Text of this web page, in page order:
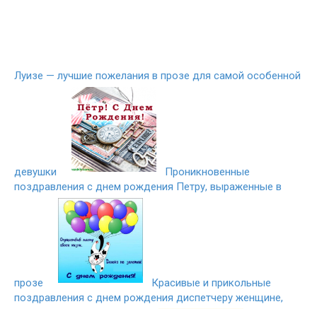
Луизе — лучшие пожелания в прозе для самой особенной
девушки
Проникновенные
поздравления с днем рождения Петру, выраженные в
прозе
Красивые и прикольные
поздравления с днем рождения диспетчеру женщине,